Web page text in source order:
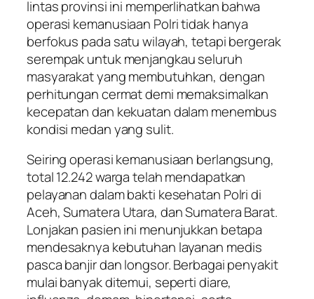
lintas provinsi ini memperlihatkan bahwa
operasi kemanusiaan Polri tidak hanya
berfokus pada satu wilayah, tetapi bergerak
serempak untuk menjangkau seluruh
masyarakat yang membutuhkan, dengan
perhitungan cermat demi memaksimalkan
kecepatan dan kekuatan dalam menembus
kondisi medan yang sulit.
Seiring operasi kemanusiaan berlangsung,
total 12.242 warga telah mendapatkan
pelayanan dalam bakti kesehatan Polri di
Aceh, Sumatera Utara, dan Sumatera Barat.
Lonjakan pasien ini menunjukkan betapa
mendesaknya kebutuhan layanan medis
pasca banjir dan longsor. Berbagai penyakit
mulai banyak ditemui, seperti diare,